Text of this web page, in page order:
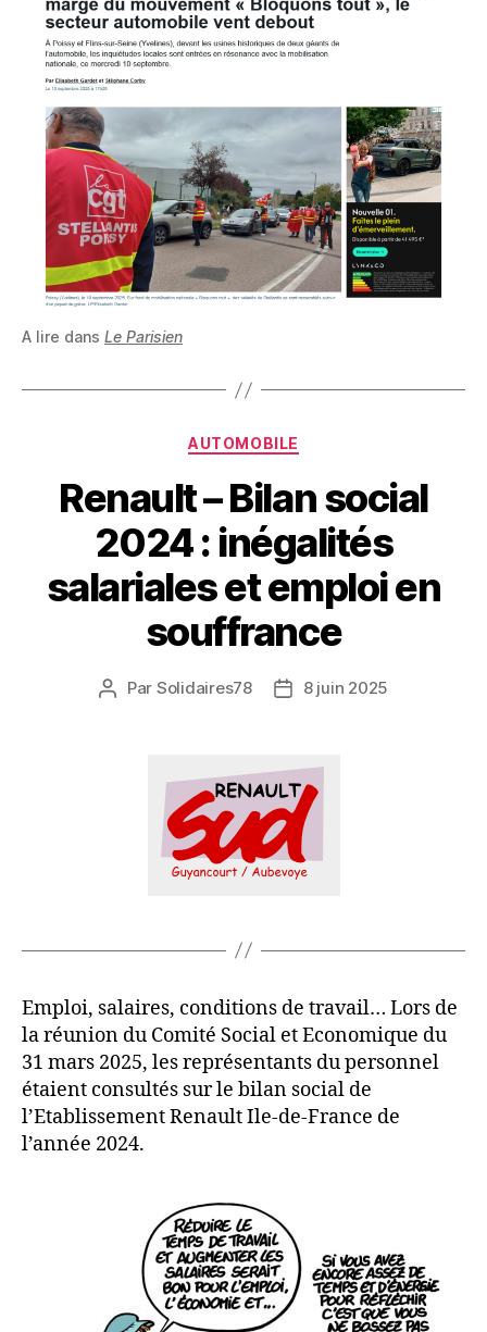
A lire dans Le Parisien
Catégories
AUTOMOBILE
Renault – Bilan social
2024 : inégalités
salariales et emploi en
souffrance
Auteur
Par Solidaires78
Date8 juin 2025
Emploi, salaires, conditions de travail… Lors de
la réunion du Comité Social et Economique du
31 mars 2025, les représentants du personnel
étaient consultés sur le bilan social de
l’Etablissement Renault Ile-de-France de
l’année 2024.